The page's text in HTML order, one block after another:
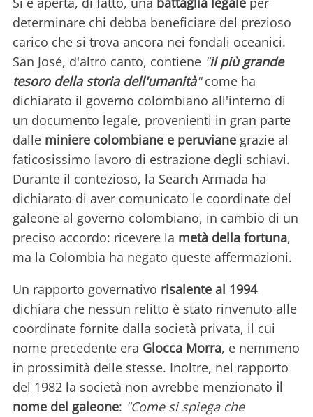
determinare chi debba beneficiare del prezioso
carico che si trova ancora nei fondali oceanici.
San José, d'altro canto, contiene "il più grande
tesoro della storia dell'umanità"come ha
dichiarato il governo colombiano all'interno di
un documento legale, provenienti in gran parte
dalle miniere colombiane e peruviane grazie al
faticosissimo lavoro di estrazione degli schiavi.
Durante il contezioso, la Search Armada ha
dichiarato di aver comunicato le coordinate del
galeone al governo colombiano, in cambio di un
preciso accordo: ricevere la metà della fortuna,
ma la Colombia ha negato queste affermazioni.
Un rapporto governativo risalente al 1994
dichiara che nessun relitto è stato rinvenuto alle
coordinate fornite dalla società privata, il cui
nome precedente era Glocca Morra, e nemmeno
in prossimità delle stesse. Inoltre, nel rapporto
del 1982 la società non avrebbe menzionato il
nome del galeone: "Come si spiega che